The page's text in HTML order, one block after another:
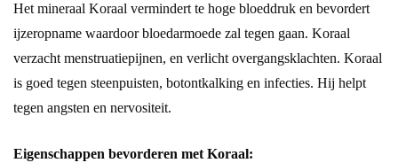
Het mineraal Koraal vermindert te hoge bloeddruk en bevordert
ijzeropname waardoor bloedarmoede zal tegen gaan. Koraal
verzacht menstruatiepijnen, en verlicht overgangsklachten. Koraal
is goed tegen steenpuisten, botontkalking en infecties. Hij helpt
tegen angsten en nervositeit.
Eigenschappen bevorderen met Koraal: